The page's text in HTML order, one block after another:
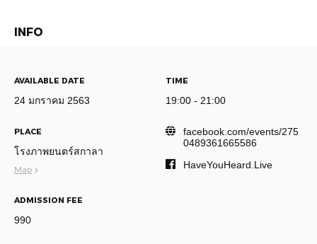
INFO
AVAILABLE DATE
24 มกราคม 2563
TIME
19:00 - 21:00
PLACE
โรงภาพยนตร์สกาลา
Map
facebook.com/events/275
0489361665586
HaveYouHeard.Live
ADMISSION FEE
990